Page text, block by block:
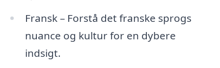
Fransk – Forstå det franske sprogs
nuance og kultur for en dybere
indsigt.